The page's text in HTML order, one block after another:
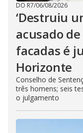
DO R7/06/08/2026
‘Destruiu
acusado
facadas é
Horizonte
Conselho de
três homens; seis
o julgamento